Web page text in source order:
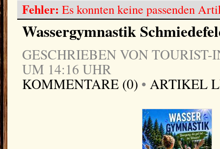
Fehler: Es konnten keine passenden
Wassergymnastik
GESCHRIEBEN VON TOURIST-
UM 14:16 UHR
KOMMENTARE (0) • ARTIKEL